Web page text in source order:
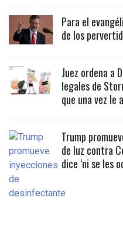
Para el
de los
Juez ordena a
legales de
que una vez le
Trump
de luz contra
dice ‘ni se les